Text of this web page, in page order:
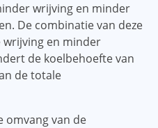
wrijving en minder
De combinatie van deze
en minder
de koelbehoefte van
de totale
omvang van de